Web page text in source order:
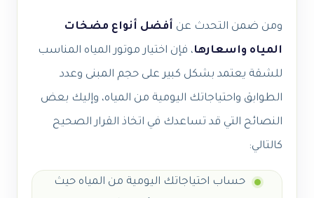
ومن ضمن التحدث عن أفضل أنواع مضخات
المياه واسعارها، فإن اختيار موتور المياه المناسب
للشقة يعتمد بشكل كبير على حجم المبنى وعدد
الطوابق واحتياجاتك اليومية من المياه، وإليك بعض
النصائح التي قد تساعدك في اتخاذ القرار الصحيح
كالتالي:
حساب احتياجاتك اليومية من المياه حيث